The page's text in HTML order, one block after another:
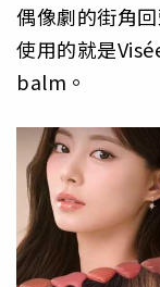
偶像劇的街角
使用的就是
balm。